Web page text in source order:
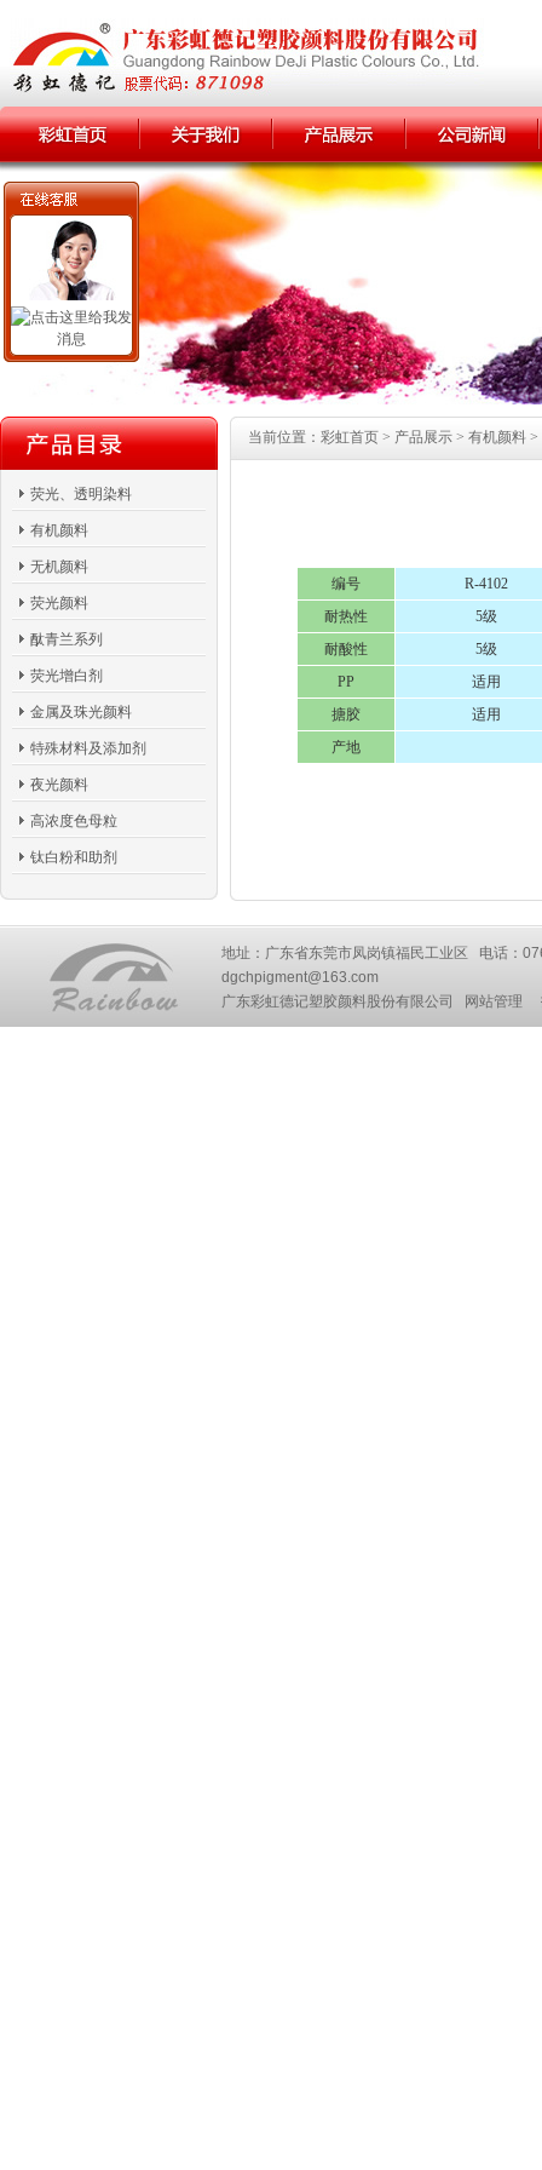
荧光、透明染料
有机颜料
无机颜料
荧光颜料
酞青兰系列
荧光增白剂
金属及珠光颜料
特殊材料及添加剂
夜光颜料
高浓度色母粒
钛白粉和助剂
当前位置：彩虹首页 > 产品展示 > 有机颜料 >
编号
R-4102
耐热性
5级
耐酸性
5级
PP
适用
搪胶
适用
产地
地址：广东省东莞市凤岗镇福民工业区 电话：
dgchpigment@163.com
广东彩虹德记塑胶颜料股份有限公司
网站管理